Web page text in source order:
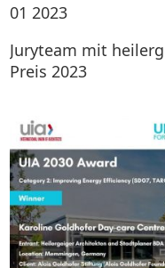
01 2023
Juryteam mit
Preis 2023